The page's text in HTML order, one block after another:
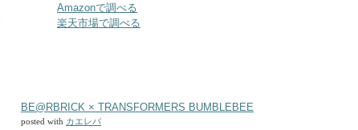
Amazonで調べる
楽天市場で調べる
BE@RBRICK × TRANSFORMERS BUMBLEBEE
posted with カエレバ